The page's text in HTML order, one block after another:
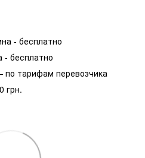
- бесплатно
- бесплатно
тарифам перевозчика
грн.